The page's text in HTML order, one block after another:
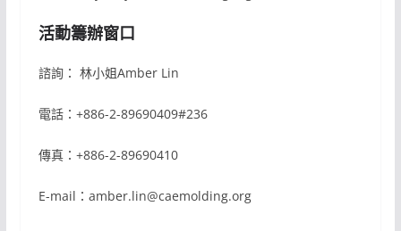
活動籌辦窗口
諮詢： 林小姐Amber Lin
電話：+886-2-89690409#236
傳真：+886-2-89690410
E-mail：amber.lin@caemolding.org